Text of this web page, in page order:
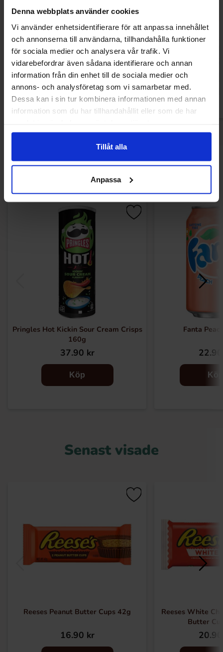
Denna webbplats använder cookies
Vi använder enhetsidentifierare för att anpassa innehållet
och annonserna till användarna, tillhandahålla funktioner
för sociala medier och analysera vår trafik. Vi
vidarebefordrar även sådana identifierare och annan
information från din enhet till de sociala medier och
annons- och analysföretag som vi samarbetar med.
Dessa kan i sin tur kombinera informationen med annan
information som du har tillhandahållit eller som de har
Tillåt alla
Anpassa
Reeses Pieces 43g
16.90 kr
Köp
Reeses Peanut
Andra gillade
Pringles Hot Kickin Sour Cream Crisps
160g
37.90 kr
Köp
Fanta
Köp
Senast visade
Reeses Peanut Butter Cups 42g
16.90 kr
Reeses White
Butter